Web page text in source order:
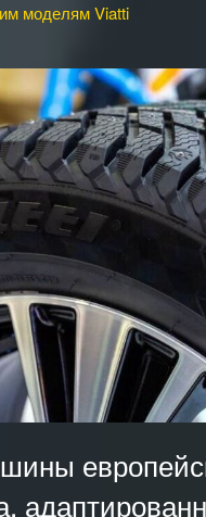
моделям Viatti